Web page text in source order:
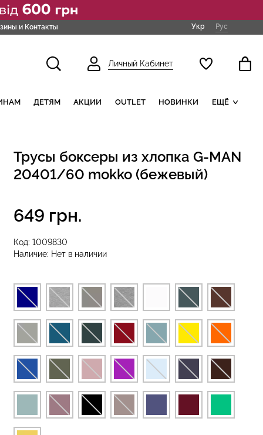
и Контакты Укр Рус
Личный Кабинет
ДЕТЯМ АКЦИИ OUTLET НОВИНКИ ЕЩЁ
Трусы боксеры из хлопка G-MAN
20401/60 mokko (бежевый)
Код: 1009830
Наличие: Нет в наличии
649 грн.
Giulia
BRIEFS (черный) Giulia
179 грн. 299 грн.